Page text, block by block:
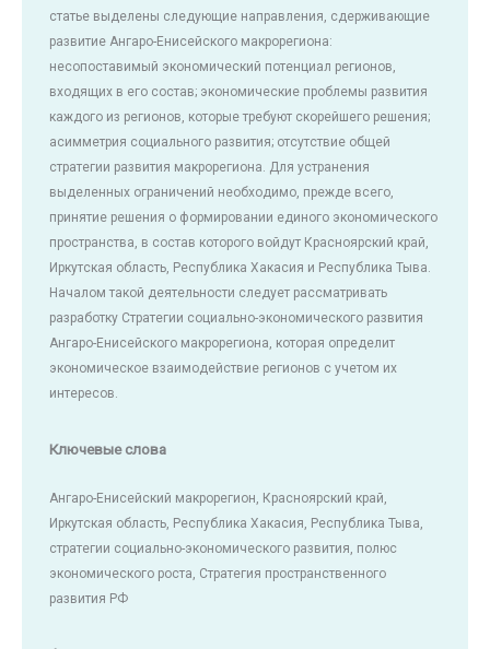
статье выделены следующие направления, сдерживающие
развитие Ангаро-Енисейского макрорегиона:
несопоставимый экономический потенциал регионов,
входящих в его состав; экономические проблемы развития
каждого из регионов, которые требуют скорейшего решения;
асимметрия социального развития; отсутствие общей
стратегии развития макрорегиона. Для устранения
выделенных ограничений необходимо, прежде всего,
принятие решения о формировании единого экономического
пространства, в состав которого войдут Красноярский край,
Иркутская область, Республика Хакасия и Республика Тыва.
Началом такой деятельности следует рассматривать
разработку Стратегии социально-экономического развития
Ангаро-Енисейского макрорегиона, которая определит
экономическое взаимодействие регионов с учетом их
интересов.
Ключевые слова
Ангаро-Енисейский макрорегион, Красноярский край,
Иркутская область, Республика Хакасия, Республика Тыва,
стратегии социально-экономического развития, полюс
экономического роста, Стратегия пространственного
развития РФ